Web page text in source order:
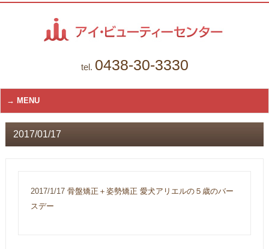
tel. 0438-30-3330
MENU
2017/01/17
2017/1/17 骨盤矯正＋姿勢矯正 愛犬アリエルの５歳のバー
スデー